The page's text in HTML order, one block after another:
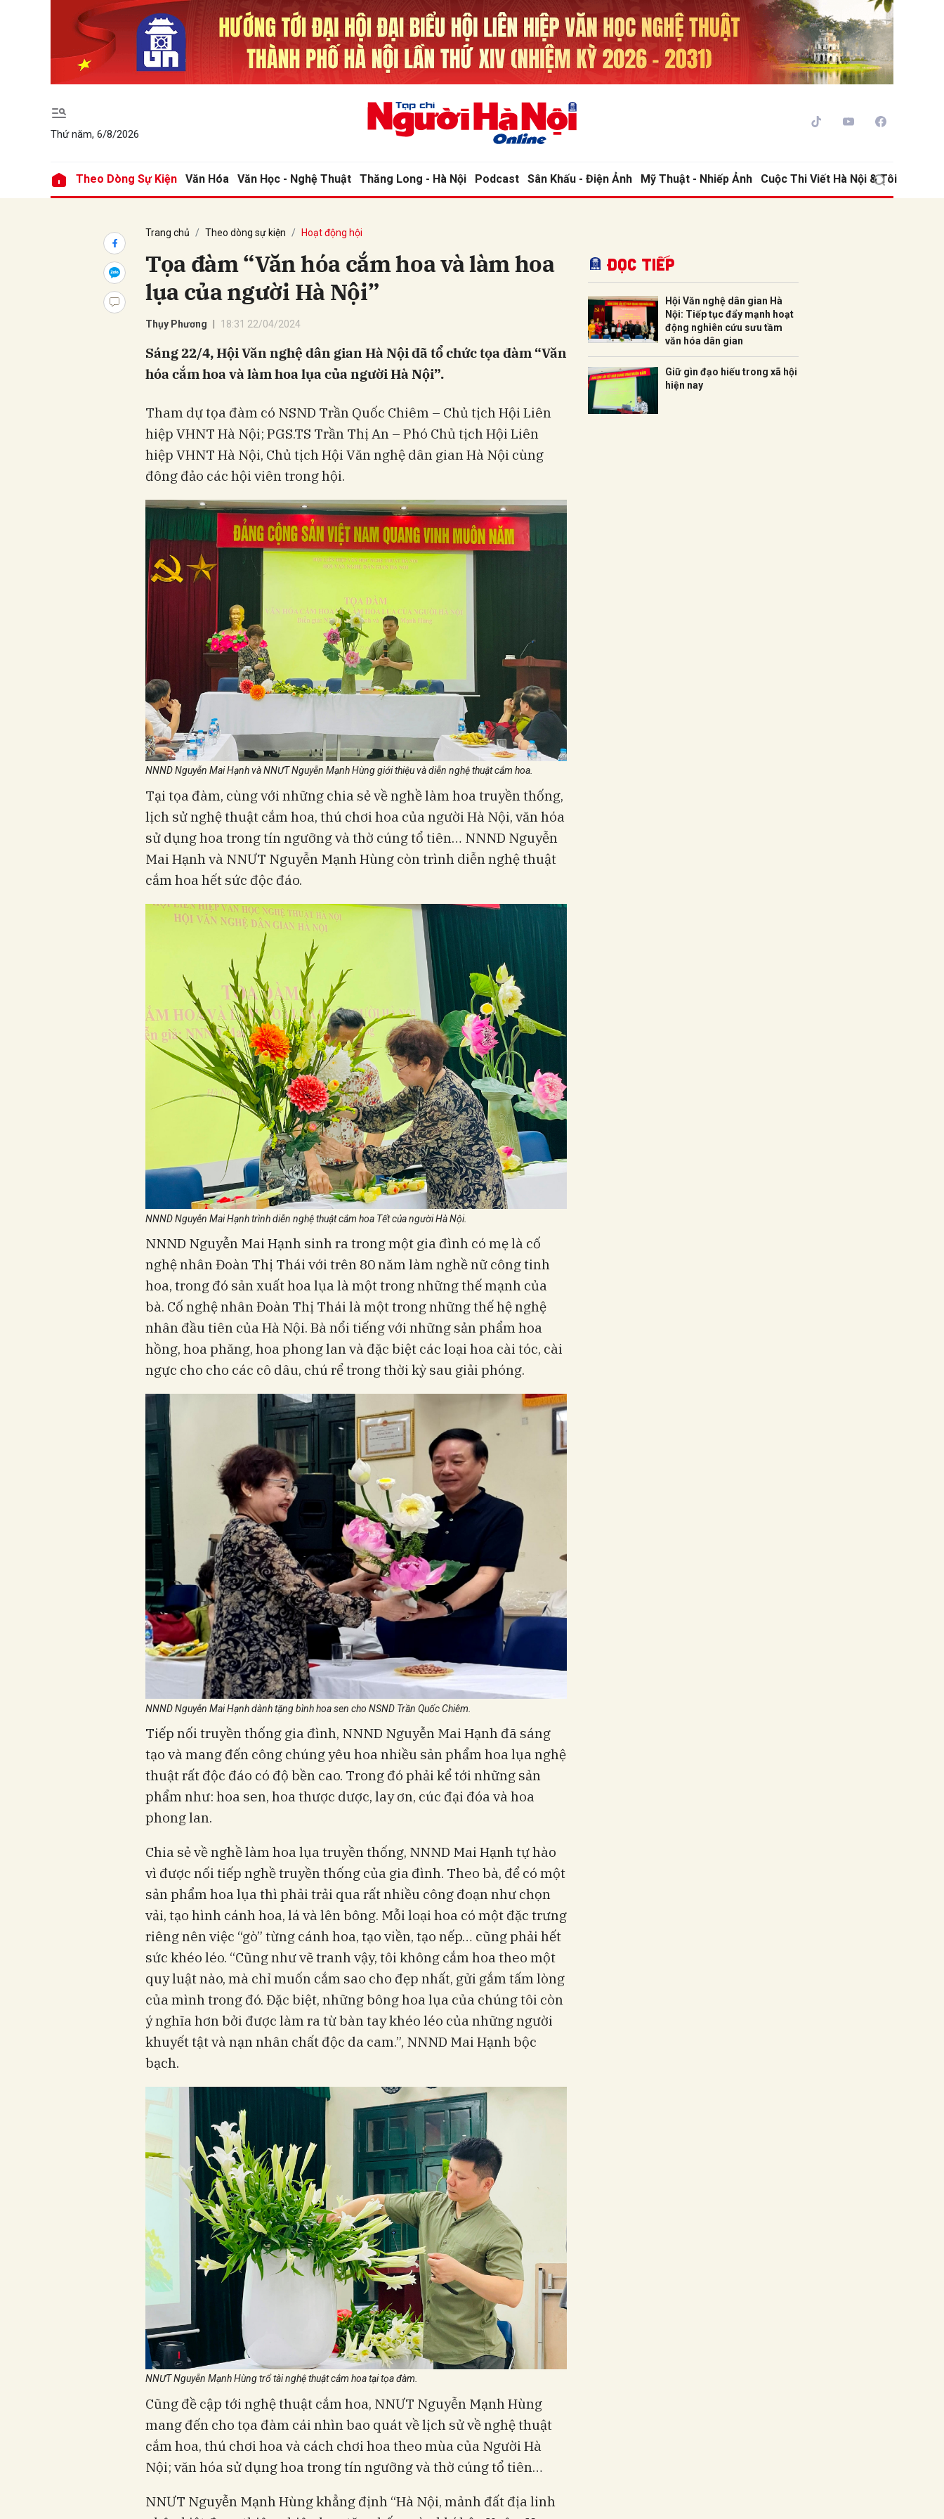
Thứ năm, 6/8/2026
Theo Dòng Sự Kiện Văn Hóa Văn Học - Nghệ Thuật Thăng Long - Hà Nội Podcast Sân Khấu - Điện Ảnh Mỹ Thuật - Nhiếp Ảnh Cuộc Thi Viết Hà Nội & Tôi
Trang chủ Theo dòng sự kiện Hoạt động hội
Tọa đàm “Văn hóa cắm hoa và làm hoa
lụa của người Hà Nội”
Thụy Phương 18:31 22/04/2024
Sáng 22/4, Hội Văn nghệ dân gian Hà Nội đã tổ chức tọa đàm “Văn
hóa cắm hoa và làm hoa lụa của người Hà Nội”.
Tham dự tọa đàm có NSND Trần Quốc Chiêm – Chủ tịch Hội Liên
hiệp VHNT Hà Nội; PGS.TS Trần Thị An – Phó Chủ tịch Hội Liên
hiệp VHNT Hà Nội, Chủ tịch Hội Văn nghệ dân gian Hà Nội cùng
đông đảo các hội viên trong hội.
NNND Nguyễn Mai Hạnh và NNƯT Nguyễn Mạnh Hùng giới thiệu và diễn nghệ thuật cắm hoa.
Tại tọa đàm, cùng với những chia sẻ về nghề làm hoa truyền thống,
lịch sử nghệ thuật cắm hoa, thú chơi hoa của người Hà Nội, văn hóa
sử dụng hoa trong tín ngưỡng và thờ cúng tổ tiên… NNND Nguyễn
Mai Hạnh và NNƯT Nguyễn Mạnh Hùng còn trình diễn nghệ thuật
cắm hoa hết sức độc đáo.
NNND Nguyễn Mai Hạnh trình diễn nghệ thuật cắm hoa Tết của người Hà Nội.
NNND Nguyễn Mai Hạnh sinh ra trong một gia đình có mẹ là cố
nghệ nhân Đoàn Thị Thái với trên 80 năm làm nghề nữ công tinh
hoa, trong đó sản xuất hoa lụa là một trong những thế mạnh của
bà. Cố nghệ nhân Đoàn Thị Thái là một trong những thế hệ nghệ
nhân đầu tiên của Hà Nội. Bà nổi tiếng với những sản phẩm hoa
hồng, hoa phăng, hoa phong lan và đặc biệt các loại hoa cài tóc, cài
ngực cho cho các cô dâu, chú rể trong thời kỳ sau giải phóng.
NNND Nguyễn Mai Hạnh dành tặng bình hoa sen cho NSND Trần Quốc Chiêm.
Tiếp nối truyền thống gia đình, NNND Nguyễn Mai Hạnh đã sáng
tạo và mang đến công chúng yêu hoa nhiều sản phẩm hoa lụa nghệ
thuật rất độc đáo có độ bền cao. Trong đó phải kể tới những sản
phẩm như: hoa sen, hoa thược dược, lay ơn, cúc đại đóa và hoa
phong lan.
Chia sẻ về nghề làm hoa lụa truyền thống, NNND Mai Hạnh tự hào
vì được nối tiếp nghề truyền thống của gia đình. Theo bà, để có một
sản phẩm hoa lụa thì phải trải qua rất nhiều công đoạn như chọn
vải, tạo hình cánh hoa, lá và lên bông. Mỗi loại hoa có một đặc trưng
riêng nên việc “gò” từng cánh hoa, tạo viền, tạo nếp… cũng phải hết
sức khéo léo. “Cũng như vẽ tranh vậy, tôi không cắm hoa theo một
quy luật nào, mà chỉ muốn cắm sao cho đẹp nhất, gửi gắm tấm lòng
của mình trong đó. Đặc biệt, những bông hoa lụa của chúng tôi còn
ý nghĩa hơn bởi được làm ra từ bàn tay khéo léo của những người
khuyết tật và nạn nhân chất độc da cam.”, NNND Mai Hạnh bộc
bạch.
NNƯT Nguyễn Mạnh Hùng trổ tài nghệ thuật cắm hoa tại tọa đàm.
Cũng đề cập tới nghệ thuật cắm hoa, NNƯT Nguyễn Mạnh Hùng
mang đến cho tọa đàm cái nhìn bao quát về lịch sử về nghệ thuật
cắm hoa, thú chơi hoa và cách chơi hoa theo mùa của Người Hà
Nội; văn hóa sử dụng hoa trong tín ngưỡng và thờ cúng tổ tiên…
NNƯT Nguyễn Mạnh Hùng khẳng định “Hà Nội, mảnh đất địa linh
Đọc tiếp
Hội Văn nghệ dân gian Hà
Nội: Tiếp tục đẩy mạnh hoạt
động nghiên cứu sưu tầm
văn hóa dân gian
Giữ gìn đạo hiếu trong xã hội
hiện nay
Gửi bình luận